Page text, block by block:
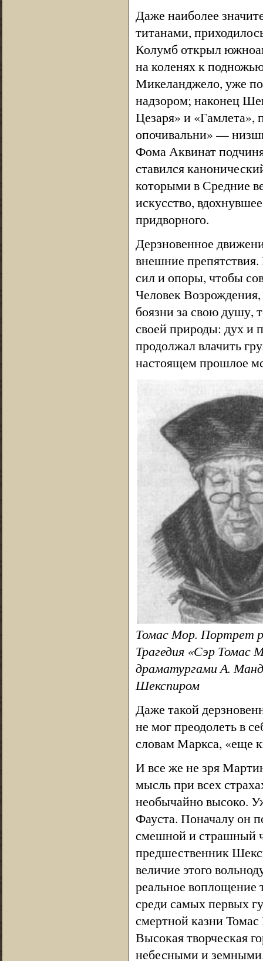
Даже наиболее
титанами,
Колумб открыл
на коленях к
Микеланджело, уже
надзором; наконец
Цезаря» и «Гамлета»,
опочивальни» —
Фома Аквинат
ставился
которыми в Средние
искусство,
придворного.
Дерзновенное
внешние
сил и опоры, чтобы
Человек
боязни за свою душу,
своей природы: дух и
продолжал влачить
настоящем прошлое
Томас Мор. Портрет
Трагедия «Сэр Томас
драматургами А.
Шекспиром
Даже такой
не мог преодолеть в
словам Маркса, «еще
И все же не зря
мысль при всех
необычайно высоко.
Фауста. Поначалу он
смешной и страшный
предшественник
величие этого
реальное
среди самых первых
смертной казни
Высокая творческая
небесными и